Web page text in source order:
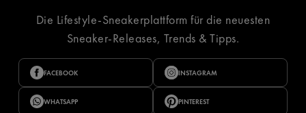
Die Lifestyle-Sneakerplattform für die neuesten
Sneaker-Releases, Trends & Tipps.
FACEBOOK INSTAGRAM
WHATSAPP PINTEREST